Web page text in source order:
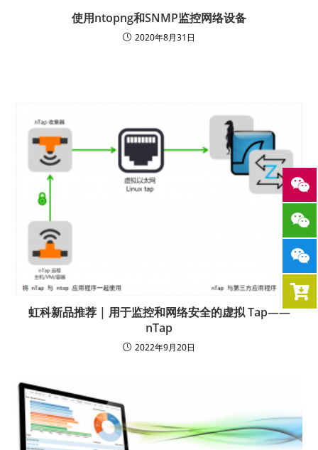
使用ntopng和SNMP监控网络设备
2020年8月31日
虹科新品推荐 | 用于监控和网络安全的虚拟 Tap——
nTap
2022年9月20日